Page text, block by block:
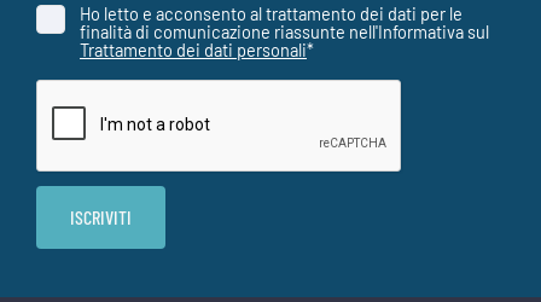
Ho letto e acconsento al trattamento dei dati per le
finalità di comunicazione riassunte nell'Informativa sul
Trattamento dei dati personali*